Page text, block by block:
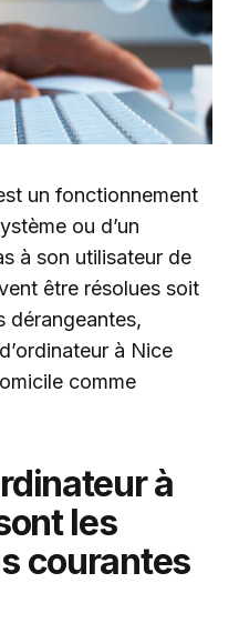
un fonctionnement
ou d’un
à son utilisateur de
être résolues soit
dérangeantes,
à Nice
comme
à
les
courantes